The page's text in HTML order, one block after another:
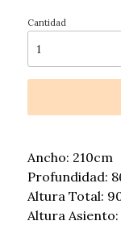
Cantidad
Ancho: 210cm
Profundidad:
Altura Total:
Altura